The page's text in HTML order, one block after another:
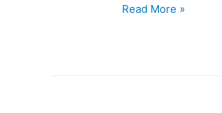
Read More »